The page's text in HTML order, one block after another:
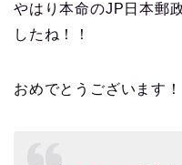
やはり本命のJP日本郵
したね！！
おめでとうございます！